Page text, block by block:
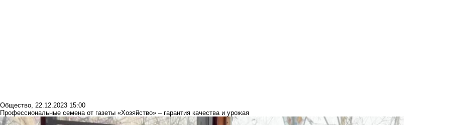
Общество, 22.12.2023 15:00
Профессиональные семена от газеты «Хозяйство» – гарантия качества и урожая